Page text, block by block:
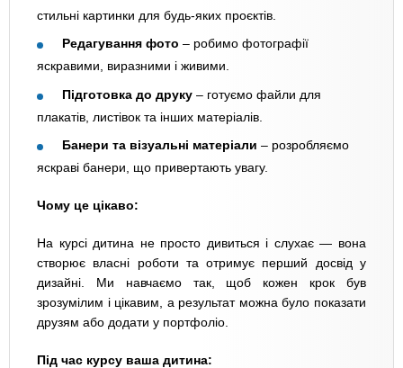
стильні картинки для будь-яких проєктів.
Редагування фото – робимо фотографії
яскравими, виразними і живими.
Підготовка до друку – готуємо файли для
плакатів, листівок та інших матеріалів.
Банери та візуальні матеріали – розробляємо
яскраві банери, що привертають увагу.
Чому це цікаво:
На курсі дитина не просто дивиться і слухає — вона
створює власні роботи та отримує перший досвід у
дизайні. Ми навчаємо так, щоб кожен крок був
зрозумілим і цікавим, а результат можна було показати
друзям або додати у портфоліо.
Під час курсу ваша дитина: